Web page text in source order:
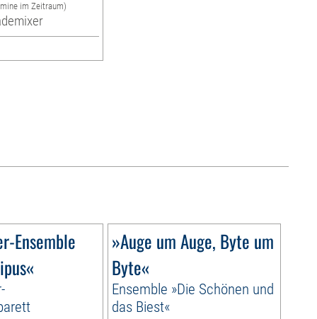
im Zeitraum)
Ensemble
»Auge um Auge, Byte um
Byte«
Ensemble »Die Schönen und
das Biest«